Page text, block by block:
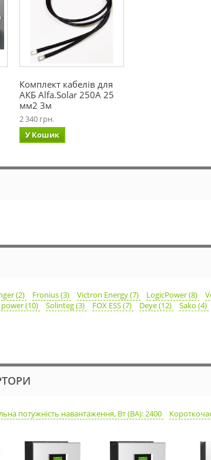
Комплект кабелів для
АКБ Alfa.Solar 250А 25
мм2 3м
2 340 грн.
У Кошик
(2) Fronius (3) Victron Energy (7) LogicPower (8)
(10) Solinteg (3) FOX ESS (7) Deye (12) Sako (4)
потужність навантаження, Вт (ВА): 2400